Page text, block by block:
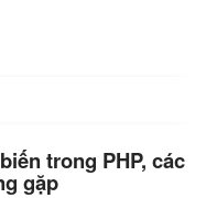
trong PHP, các
gặp